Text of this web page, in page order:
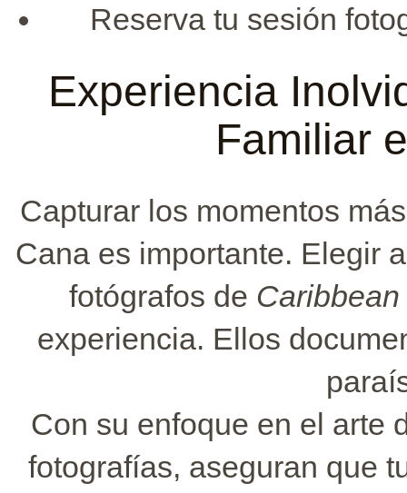
Reserva tu sesión
Experiencia
Familiar
Capturar los momentos
Cana es importante. Elegir
fotógrafos de
experiencia. Ellos
Con su enfoque en el arte
fotografías, aseguran que